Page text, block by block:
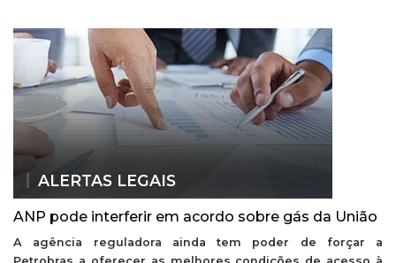
ALERTAS LEGAIS
ANP pode interferir em acordo sobre gás da União
A agência reguladora ainda tem poder de forçar a